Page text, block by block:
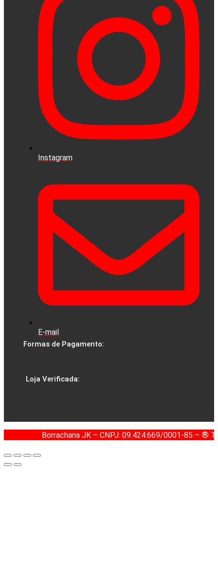
Instagram
E-mail
Formas de Pagamento:
Loja Verificada:
Borracharia JK – CNPJ: 09.424.669/0001-85 – ®